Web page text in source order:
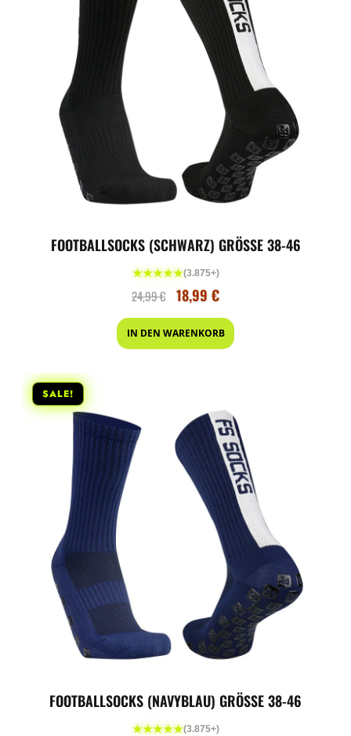
FOOTBALLSOCKS (SCHWARZ) GRÖSSE 38-46
★★★★★(3.875+)
24,99€ 18,99 €
IN DEN WARENKORB
SALE!
FOOTBALLSOCKS (NAVYBLAU) GRÖSSE 38-46
★★★★★(3.875+)